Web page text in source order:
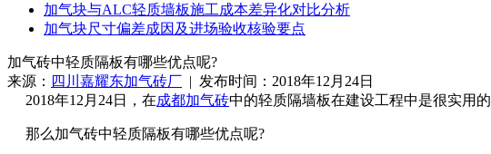
加气块与ALC轻质墙板施工成本差异化对比分析
加气块尺寸偏差成因及进场验收核验要点
加气砖中轻质隔板有哪些优点呢?
来源： 四川嘉耀东加气砖厂 | 发布时间：2018年12月24日
2018年12月24日，在成都加气砖中的轻质隔墙板在建设工程中是很实用
那么加气砖中轻质隔板有哪些优点呢?